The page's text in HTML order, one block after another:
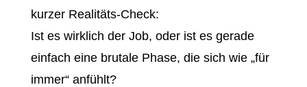
kurzer Realitäts-Check:
Ist es wirklich der Job, oder ist es gerade
einfach eine brutale Phase, die sich wie „für
immer“ anfühlt?